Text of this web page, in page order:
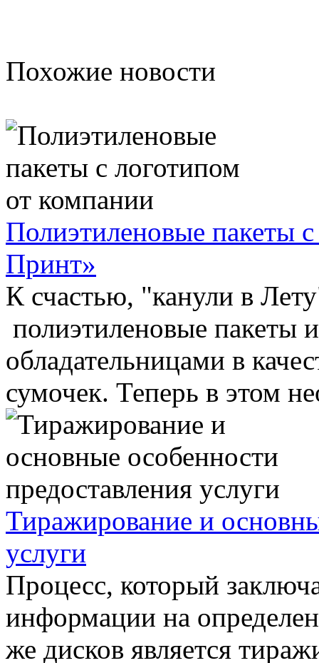
Похожие новости
Полиэтиленовые пакеты
Принт»
К счастью, "канули в
полиэтиленовые пакеты
обладательницами в
сумочек. Теперь в этом
Тиражирование и
услуги
Процесс, который
информации на
же дисков является